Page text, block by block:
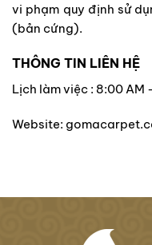
vi phạm quy định sử
(bản cứng).
THÔNG TIN LIÊN HỆ
Lịch làm việc : 8:00 AM
Website: